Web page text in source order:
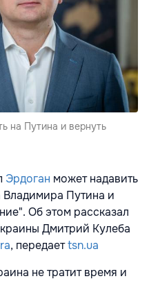
на Путина и вернуть
Эрдоган может надавить
Владимира Путина и
Об этом рассказал
Дмитрий Кулеба
, передаетtsn.ua
не тратит время и